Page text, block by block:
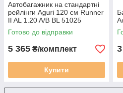
Автобагажник на стандартні
рейлінги Aguri 120 см Runner
II AL 1.20 A/B BL 51025
чорного кольору
Готово до відправки
5 365 ₴/комплект
Купити